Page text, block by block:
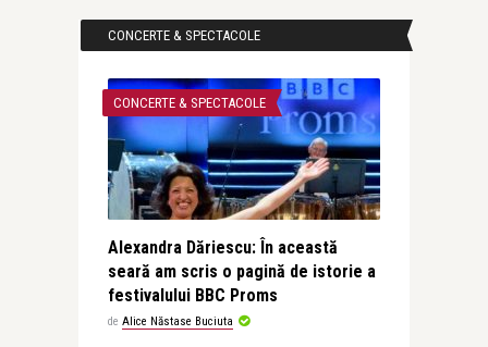
CONCERTE & SPECTACOLE
CONCERTE & SPECTACOLE
Alexandra Dăriescu: În această
seară am scris o pagină de istorie a
festivalului BBC Proms
de Alice Năstase Buciuta